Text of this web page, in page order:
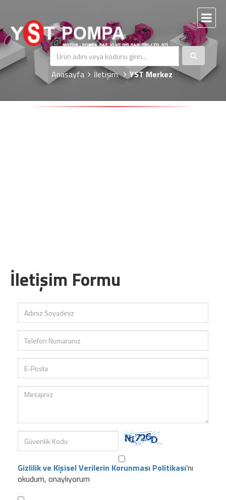
YST Merkez
Anasayfa İletişim YST Merkez
İletişim Formu
Gizlilik ve Kişisel Verilerin Korunması Politikası'nı
okudum, onaylıyorum